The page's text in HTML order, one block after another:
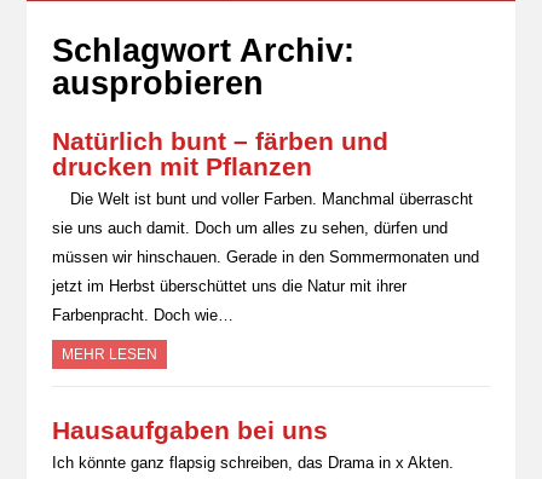
Schlagwort Archiv:
ausprobieren
Natürlich bunt – färben und
drucken mit Pflanzen
Die Welt ist bunt und voller Farben. Manchmal überrascht
sie uns auch damit. Doch um alles zu sehen, dürfen und
müssen wir hinschauen. Gerade in den Sommermonaten und
jetzt im Herbst überschüttet uns die Natur mit ihrer
Farbenpracht. Doch wie…
MEHR LESEN
Hausaufgaben bei uns
Ich könnte ganz flapsig schreiben, das Drama in x Akten.